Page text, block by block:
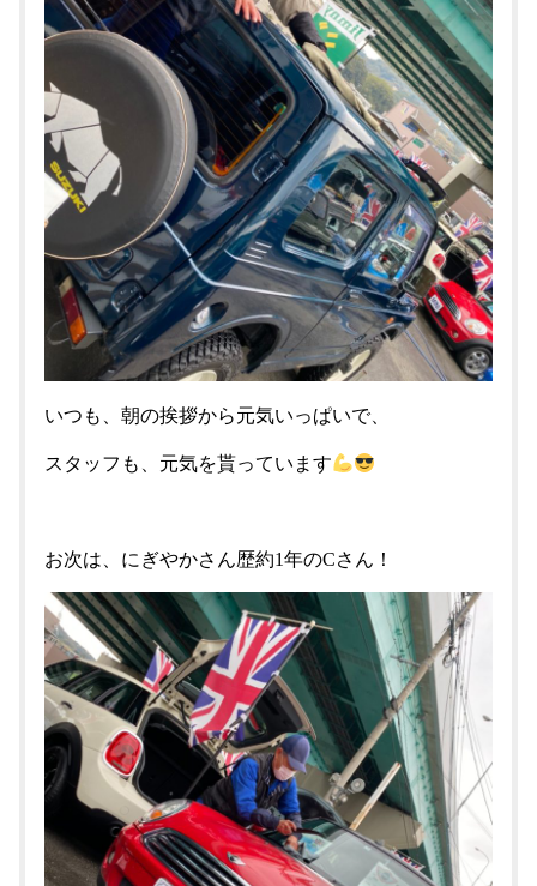
いつも、朝の挨拶から元気いっぱいで、
スタッフも、元気を貰っています
お次は、にぎやかさん歴約1年のCさん！